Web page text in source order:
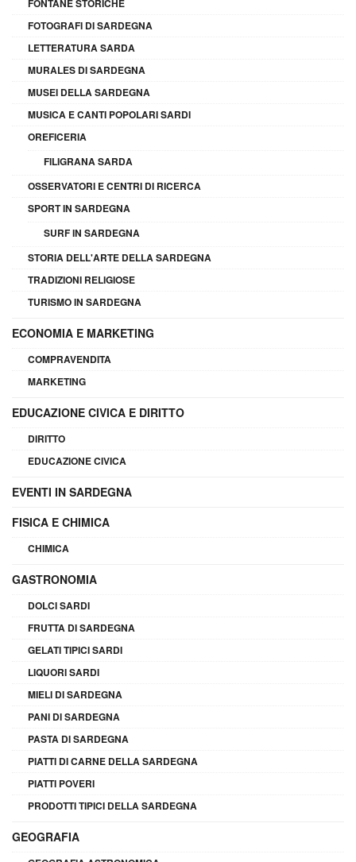
FONTANE STORICHE
FOTOGRAFI DI SARDEGNA
LETTERATURA SARDA
MURALES DI SARDEGNA
MUSEI DELLA SARDEGNA
MUSICA E CANTI POPOLARI SARDI
OREFICERIA
FILIGRANA SARDA
OSSERVATORI E CENTRI DI RICERCA
SPORT IN SARDEGNA
SURF IN SARDEGNA
STORIA DELL'ARTE DELLA SARDEGNA
TRADIZIONI RELIGIOSE
TURISMO IN SARDEGNA
ECONOMIA E MARKETING
COMPRAVENDITA
MARKETING
EDUCAZIONE CIVICA E DIRITTO
DIRITTO
EDUCAZIONE CIVICA
EVENTI IN SARDEGNA
FISICA E CHIMICA
CHIMICA
GASTRONOMIA
DOLCI SARDI
FRUTTA DI SARDEGNA
GELATI TIPICI SARDI
LIQUORI SARDI
MIELI DI SARDEGNA
PANI DI SARDEGNA
PASTA DI SARDEGNA
PIATTI DI CARNE DELLA SARDEGNA
PIATTI POVERI
PRODOTTI TIPICI DELLA SARDEGNA
GEOGRAFIA